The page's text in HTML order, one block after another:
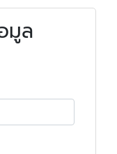
มูล